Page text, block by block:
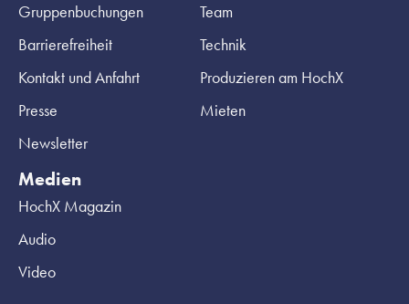
Gruppenbuchungen
Barrierefreiheit
Kontakt und Anfahrt
Presse
Newsletter
Team
Technik
Produzieren am HochX
Mieten
Medien
HochX Magazin
Audio
Video